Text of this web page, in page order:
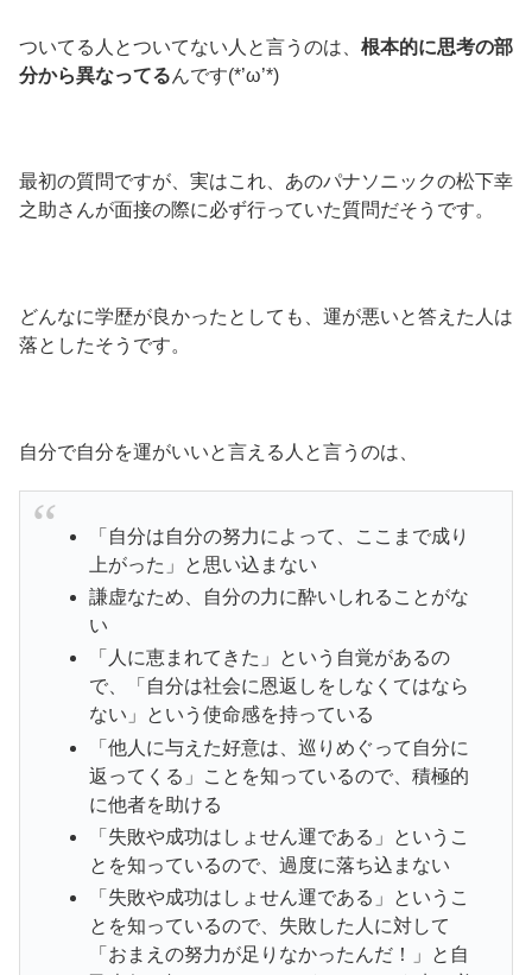
ついてる人とついてない人と言うのは、 根本的に思考の部
分から異なってるんです(*’ω’*)
最初の質問ですが、実はこれ、あのパナソニックの松下幸
之助さんが面接の際に必ず行っていた質問だそうです。
どんなに学歴が良かったとしても、運が悪いと答えた人は
落としたそうです。
自分で自分を運がいいと言える人と言うのは、
「自分は自分の努力によって、ここまで成り
上がった」と思い込まない
謙虚なため、自分の力に酔いしれることがな
い
「人に恵まれてきた」という自覚があるの
で、「自分は社会に恩返しをしなくてはなら
ない」という使命感を持っている
「他人に与えた好意は、巡りめぐって自分に
返ってくる」ことを知っているので、積極的
に他者を助ける
「失敗や成功はしょせん運である」というこ
とを知っているので、過度に落ち込まない
「失敗や成功はしょせん運である」というこ
とを知っているので、失敗した人に対して
「おまえの努力が足りなかったんだ！」と自